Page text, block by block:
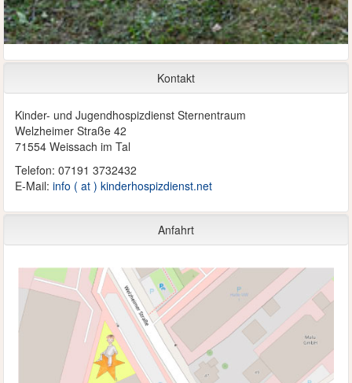
Kontakt
Kinder- und Jugendhospizdienst Sternentraum
Welzheimer Straße 42
71554 Weissach im Tal
Telefon: 07191 3732432
E-Mail: info ( at ) kinderhospizdienst.net
Anfahrt